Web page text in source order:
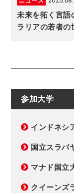
未来を拓く言語
ラリアの若者の
参加大学
インドネシ
国立スラバ
マナド国立
クイーンズ